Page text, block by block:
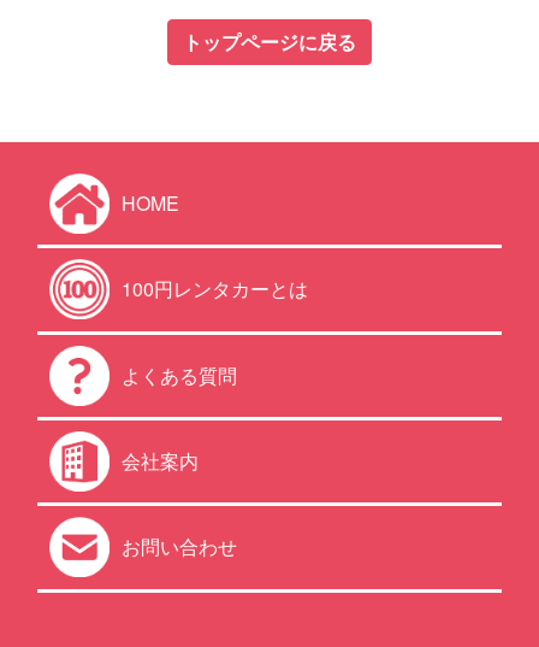
トップページに戻る
HOME
100円レンタカーとは
よくある質問
会社案内
お問い合わせ